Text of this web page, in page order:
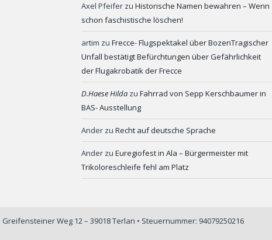
Axel Pfeifer zu Historische Namen bewahren – Wenn
schon faschistische löschen!
artim zu Frecce- Flugspektakel über BozenTragischer
Unfall bestätigt Befürchtungen über Gefährlichkeit
der Flugakrobatik der Frecce
D.Haese Hilda zu Fahrrad von Sepp Kerschbaumer in
BAS- Ausstellung
Ander zu Recht auf deutsche Sprache
Ander zu Euregiofest in Ala – Bürgermeister mit
Trikoloreschleife fehl am Platz
Weg 12 – 39018 Terlan • Steuernummer: 94079250216